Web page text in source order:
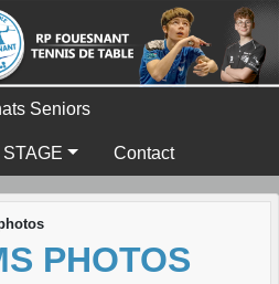
Seniors
STAGE Contact
PHOTOS